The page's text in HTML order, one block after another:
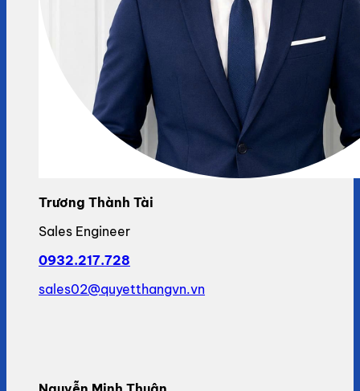
Trương Thành Tài
Sales Engineer
0932.217.728
sales02@quyetthangvn.vn